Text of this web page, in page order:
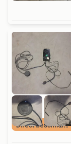
Direct beschikbaar